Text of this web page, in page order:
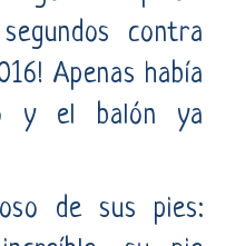
contra
Apenas había
y el balón ya
de sus pies: